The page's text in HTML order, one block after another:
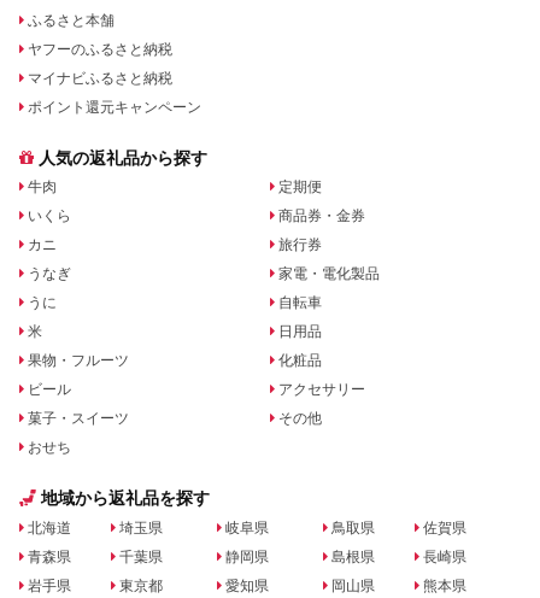
ふるさと本舗
ヤフーのふるさと納税
マイナビふるさと納税
ポイント還元キャンペーン
人気の返礼品から探す
牛肉
いくら
カニ
うなぎ
うに
米
果物・フルーツ
ビール
菓子・スイーツ
おせち
定期便
商品券・金券
旅行券
家電・電化製品
自転車
日用品
化粧品
アクセサリー
その他
地域から返礼品を探す
北海道
青森県
岩手県
埼玉県
千葉県
東京都
岐阜県
静岡県
愛知県
鳥取県
島根県
岡山県
佐賀県
長崎県
熊本県